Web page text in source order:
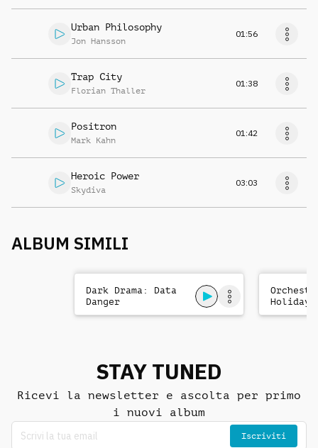
Urban Philosophy
Jon Hansson
01:56
Trap City
Florian Thaller
01:38
Positron
Mark Kahn
01:42
Heroic Power
Skydiva
03:03
ALBUM SIMILI
Dark Drama: Data
Danger
Holiday
STAY TUNED
Ricevi la newsletter e ascolta per primo
i nuovi album
Iscriviti